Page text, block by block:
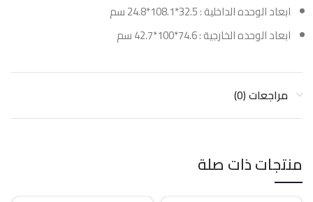
ابعاد الوحده الداخلية : 32.5*108.1*24.8 سم
ابعاد الوحده الخارجية : 74.6*100*42.7 سم
مراجعات (0)
منتجات ذات صلة